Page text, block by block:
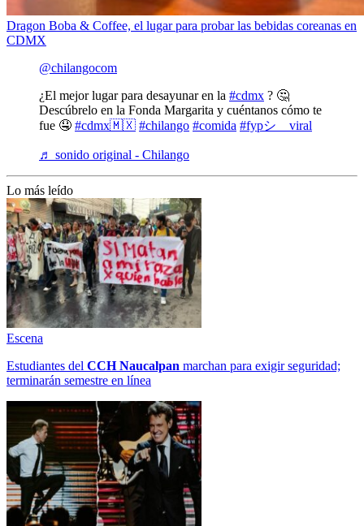
Dragon Boba & Coffee, el lugar para probar las bebidas coreanas en
CDMX
@chilangocom
¿El mejor lugar para desayunar en la #cdmx ? 🤔
Descúbrelo en la Fonda Margarita y cuéntanos cómo te
fue 🤤 #cdmx🇲🇽 #chilango #comida #fypシ゚viral
♬ sonido original - Chilango
Lo más leído
Escena
Estudiantes del CCH Naucalpan marchan para exigir seguridad;
terminarán semestre en línea